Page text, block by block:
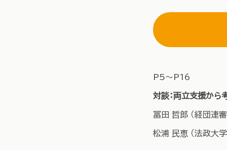
​P5～P16
対談：両立支援から
冨田 哲郎 （経団連
松浦 民恵 （法政大